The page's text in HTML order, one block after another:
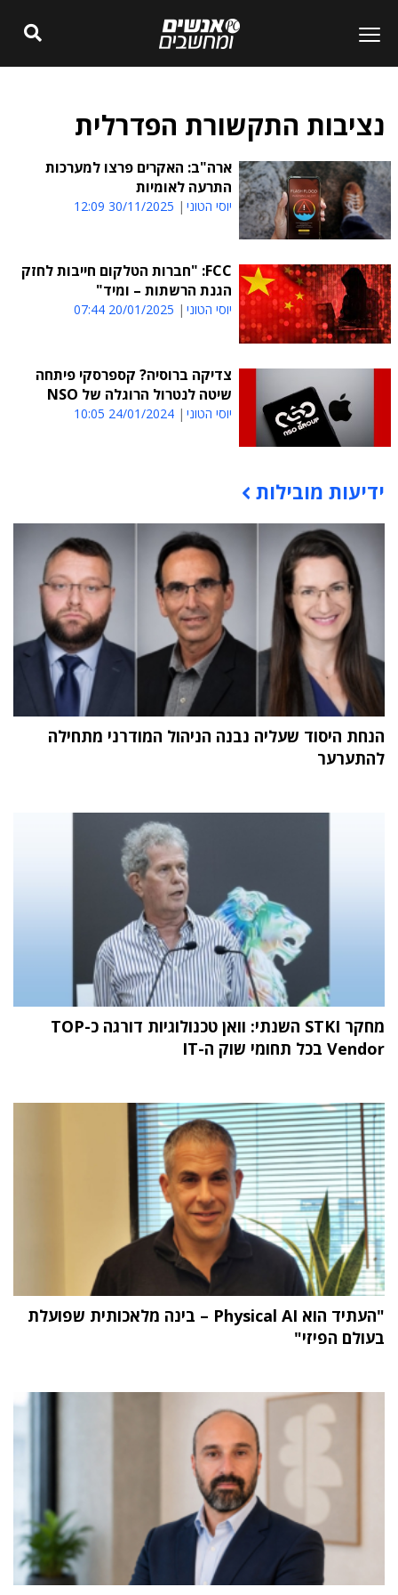
נציבות התקשורת הפדרלית
ארה"ב: האקרים פרצו למערכות
התרעה לאומיות
יוסי הטוני 30/11/2025 12:09
FCC: "חברות הטלקום חייבות לחזק
הגנת הרשתות – ומיד"
יוסי הטוני 20/01/2025 07:44
צדיקה ברוסיה? קספרסקי פיתחה
שיטה לנטרול הרוגלה של NSO
יוסי הטוני 24/01/2024 10:05
תוכן פרסומי
ידיעות מובילות
הנחת היסוד שעליה נבנה הניהול המודרני מתחילה
להתערער
מחקר STKI השנתי: וואן טכנולוגיות דורגה כ-TOP
Vendor בכל תחומי שוק ה-IT
"העתיד הוא Physical AI – בינה מלאכותית שפועלת
בעולם הפיזי"